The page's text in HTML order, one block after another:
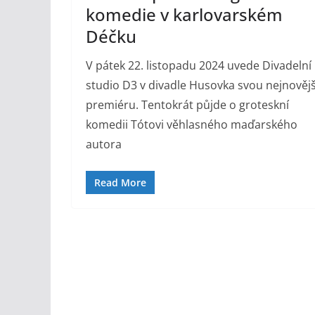
komedie v karlovarském
Déčku
V pátek 22. listopadu 2024 uvede Divadelní
studio D3 v divadle Husovka svou
premiéru. Tentokrát půjde o groteskní
komedii Tótovi věhlasného maďarského
autora
Read More